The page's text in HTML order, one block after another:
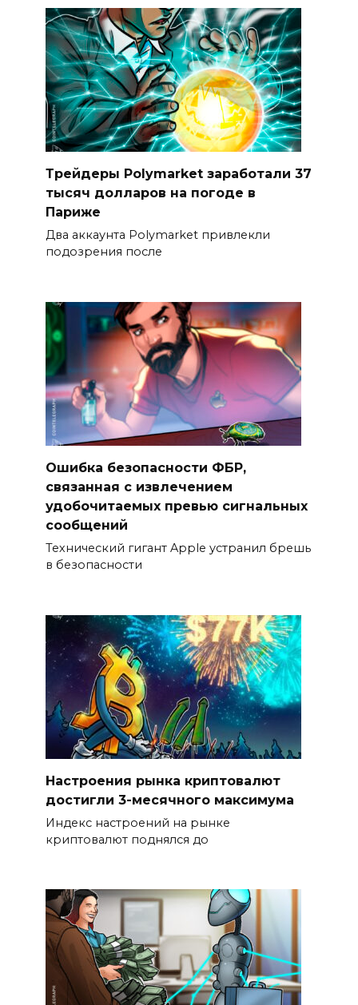
Трейдеры Polymarket заработали 37
тысяч долларов на погоде в
Париже
Два аккаунта Polymarket привлекли
подозрения после
Ошибка безопасности ФБР,
связанная с извлечением
удобочитаемых превью сигнальных
сообщений
Технический гигант Apple устранил брешь
в безопасности
Настроения рынка криптовалют
достигли 3-месячного максимума
Индекс настроений на рынке
криптовалют поднялся до